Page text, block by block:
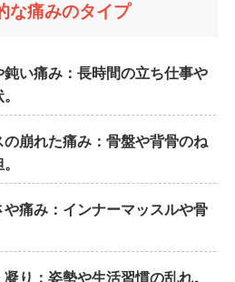
な痛みのタイプ
鈍い痛み ：長時間の立ち仕事や
の崩れた痛み ：骨盤や背骨のね
や痛み ：インナーマッスルや骨
り ：姿勢や生活習慣の乱れ。